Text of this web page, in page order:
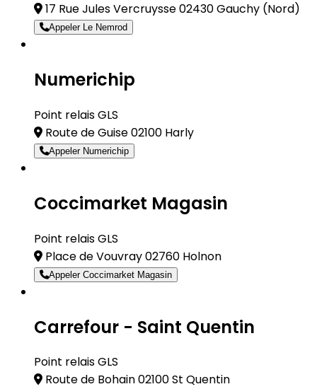
17 Rue Jules Vercruysse 02430 Gauchy (Nord)
Appeler Le Nemrod
Numerichip
Point relais GLS
Route de Guise 02100 Harly
Appeler Numerichip
Coccimarket Magasin
Point relais GLS
Place de Vouvray 02760 Holnon
Appeler Coccimarket Magasin
Carrefour - Saint Quentin
Point relais GLS
Route de Bohain 02100 St Quentin